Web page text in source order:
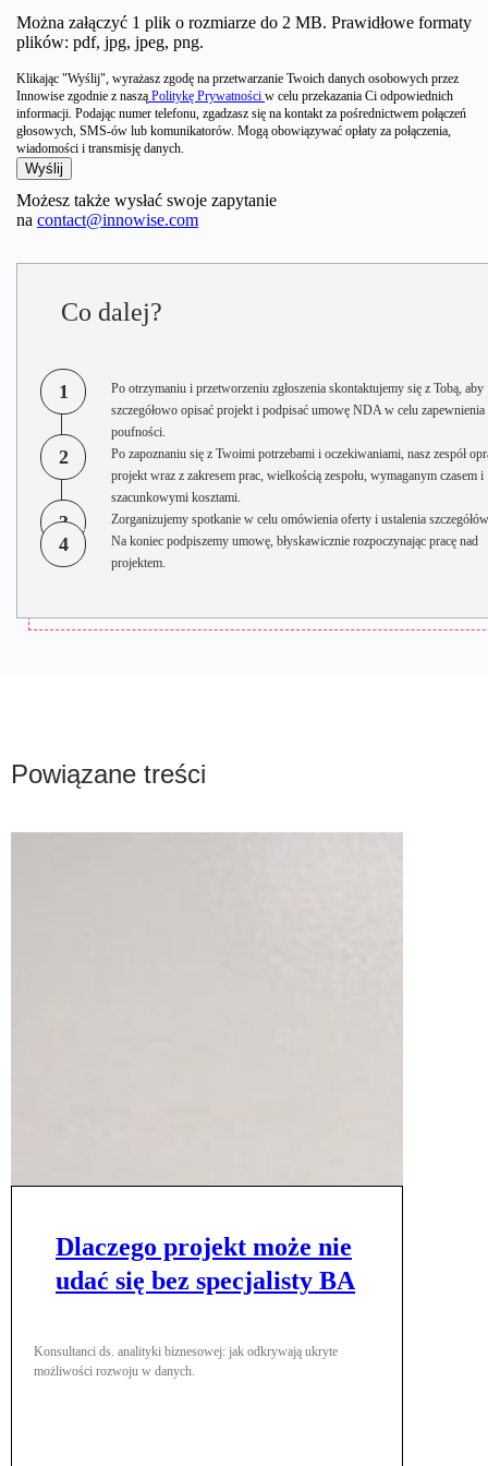
Można załączyć 1 plik o rozmiarze do 2 MB. Prawidłowe formaty
plików: pdf, jpg, jpeg, png.
Klikając "Wyślij", wyrażasz zgodę na przetwarzanie Twoich danych osobowych przez
Innowise zgodnie z naszą Politykę Prywatności w celu przekazania Ci odpowiednich
informacji. Podając numer telefonu, zgadzasz się na kontakt za pośrednictwem połączeń
głosowych, SMS-ów lub komunikatorów. Mogą obowiązywać opłaty za połączenia,
wiadomości i transmisję danych.
Możesz także wysłać swoje zapytanie
na contact@innowise.com
Co dalej?
1
Po otrzymaniu i przetworzeniu zgłoszenia skontaktujemy się z Tobą, aby
szczegółowo opisać projekt i podpisać umowę NDA w celu zapewnienia
poufności.
2
Po zapoznaniu się z Twoimi potrzebami i oczekiwaniami, nasz zespół
projekt wraz z zakresem prac, wielkością zespołu, wymaganym czasem i
szacunkowymi kosztami.
3 Zorganizujemy spotkanie w celu omówienia oferty i ustalenia
4
Na koniec podpiszemy umowę, błyskawicznie rozpoczynając pracę nad
projektem.
Powiązane treści
Dlaczego projekt może nie
udać się bez specjalisty BA
Konsultanci ds. analityki biznesowej: jak odkrywają ukryte
możliwości rozwoju w danych.